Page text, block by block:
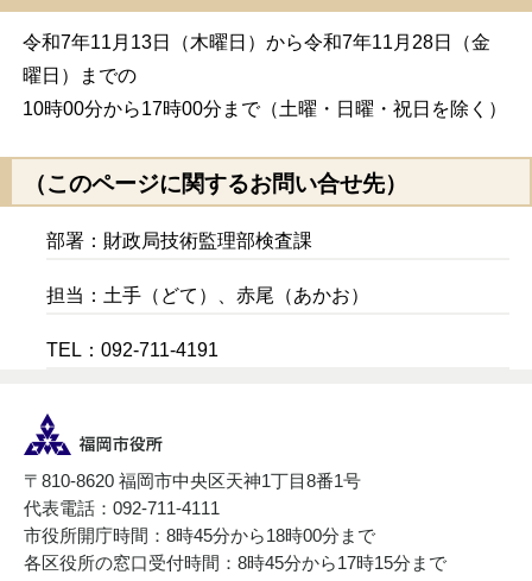
令和7年11月13日（木曜日）から令和7年11月28日（金
曜日）までの
10時00分から17時00分まで（土曜・日曜・祝日を除く）
（このページに関するお問い合せ先）
部署：財政局技術監理部検査課
担当：土手（どて）、赤尾（あかお）
TEL：092-711-4191
〒810-8620 福岡市中央区天神1丁目8番1号
代表電話：092-711-4111
市役所開庁時間：8時45分から18時00分まで
各区役所の窓口受付時間：8時45分から17時15分まで